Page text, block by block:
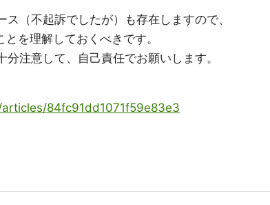
（不起訴でしたが）も存在しますので、
を理解しておくべきです。
注意して、自己責任でお願いします。
84fc91dd1071f59e83e3